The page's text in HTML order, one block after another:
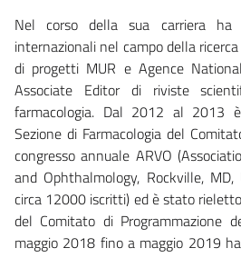
Nel corso della sua carriera ha
internazionali nel campo della
di progetti MUR e Agence
Associate Editor di riviste
farmacologia. Dal 2012 al 2013
Sezione di Farmacologia del
congresso annuale ARVO
and Ophthalmology, Rockville,
circa 12000 iscritti) ed è stato
del Comitato di Programmazione
maggio 2018 fino a maggio 2019